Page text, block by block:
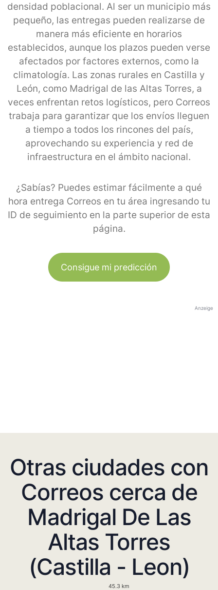
densidad poblacional. Al ser un municipio más
pequeño, las entregas pueden realizarse de
manera más eficiente en horarios
establecidos, aunque los plazos pueden verse
afectados por factores externos, como la
climatología. Las zonas rurales en Castilla y
León, como Madrigal de las Altas Torres, a
veces enfrentan retos logísticos, pero Correos
trabaja para garantizar que los envíos lleguen
a tiempo a todos los rincones del país,
aprovechando su experiencia y red de
infraestructura en el ámbito nacional.
¿Sabías? Puedes estimar fácilmente a qué
hora entrega Correos en tu área ingresando tu
ID de seguimiento en la parte superior de esta
página.
Consigue mi predicción
Anzeige
Otras ciudades con
Correos cerca de
Madrigal De Las
Altas Torres
(Castilla - Leon)
45.3 km